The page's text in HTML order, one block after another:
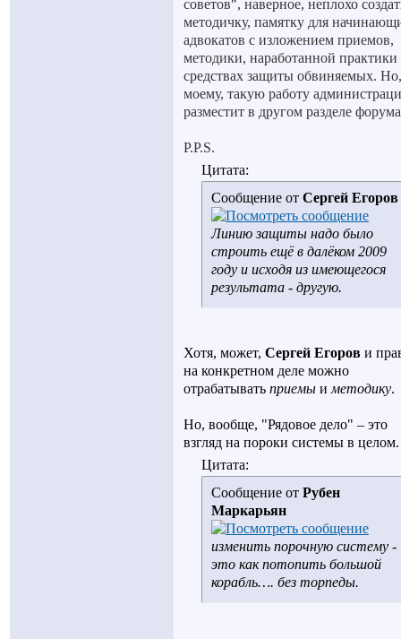
советов", наверное, неплохо
методичку, памятку для
адвокатов с изложением приемов,
методики, наработанной практики
средствах защиты обвиняемых.
моему, такую работу
разместит в другом разделе
P.P.S.
Цитата:
Сообщение от Сергей Егоров
Линию защиты надо было
строить ещё в далёком 2009
году и исходя из имеющегося
результата - другую.
Хотя, может, Сергей Егоров и
на конкретном деле можно
отрабатывать приемы и методику.
Но, вообще, "Рядовое дело" – это
взгляд на пороки системы в целом.
Цитата:
Сообщение от Рубен
Маркарьян
изменить порочную систему -
это как потопить большой
корабль…. без торпеды.